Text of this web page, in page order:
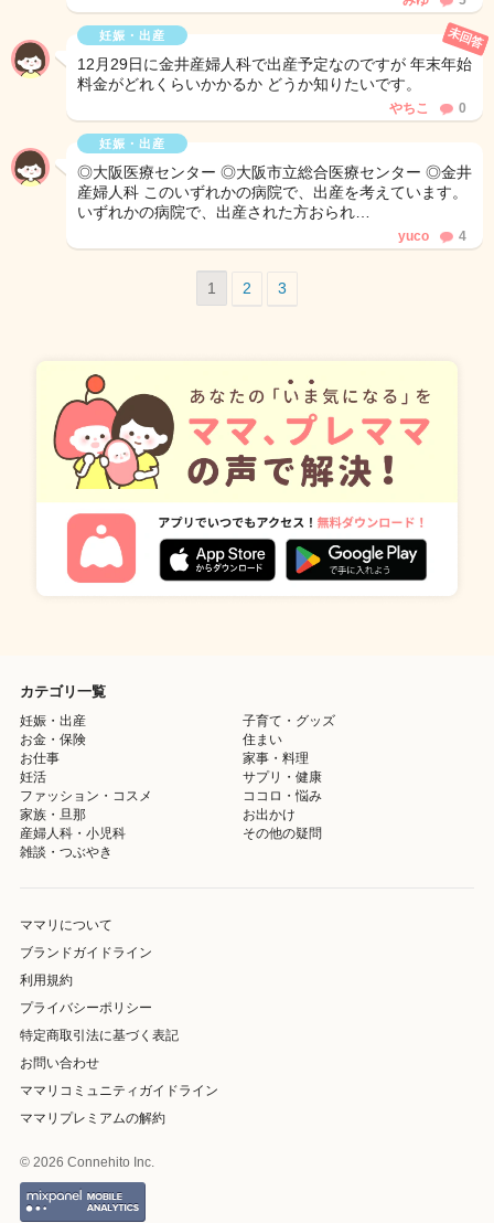
妊娠・出産
12月29日に金井産婦人科で出産予定なのですが 年末年始
料金がどれくらいかかるか どうか知りたいです。
未回答
やちこ 0
妊娠・出産
◎大阪医療センター ◎大阪市立総合医療センター ◎金井
産婦人科 このいずれかの病院で、出産を考えています。
いずれかの病院で、出産された方おられ…
yuco 4
1 2 3
カテゴリ一覧
妊娠・出産
子育て・グッズ
お金・保険
住まい
お仕事
家事・料理
妊活
サプリ・健康
ファッション・コスメ
ココロ・悩み
家族・旦那
お出かけ
産婦人科・小児科
その他の疑問
雑談・つぶやき
ママリについて
ブランドガイドライン
利用規約
プライバシーポリシー
特定商取引法に基づく表記
お問い合わせ
ママリコミュニティガイドライン
ママリプレミアムの解約
© 2026 Connehito Inc.